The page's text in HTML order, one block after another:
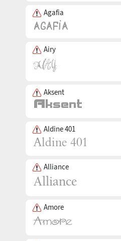
Agafia
Airy
Aksent
Aldine 401
Alliance
Amore